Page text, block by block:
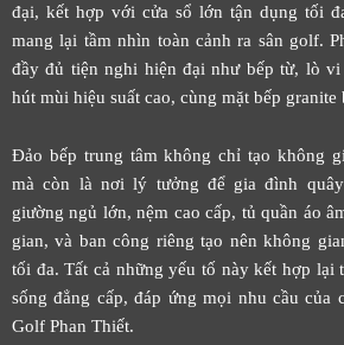
đại, kết hợp với cửa sổ lớn tận dụng tối
mang lại tầm nhìn toàn cảnh ra sân golf.
đầy đủ tiện nghi hiện đại như bếp từ, lò
hút mùi hiệu suất cao, cùng mặt bếp granite
Đảo bếp trung tâm không chỉ tạo không
mà còn là nơi lý tưởng để gia đình
giường ngủ lớn, nệm cao cấp, tủ quần áo
gian, và ban công riêng tạo nên không
tối đa. Tất cả những yếu tố này kết hợp lại
sống đẳng cấp, đáp ứng mọi nhu cầu của
Golf Phan Thiết.